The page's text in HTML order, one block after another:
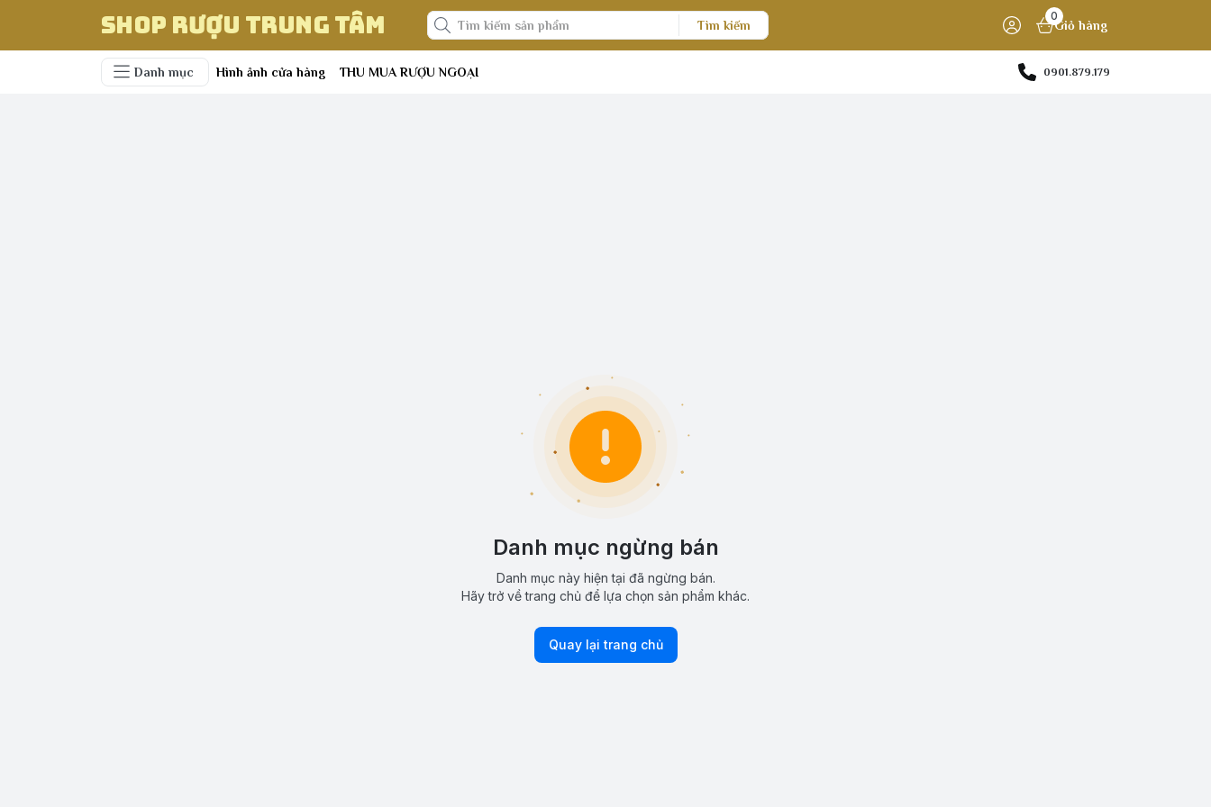
Shop Rượu Trung Tâm Tìm kiếm
0
Giỏ hàng
Danh mục Hình ảnh cửa hàng THU MUA RƯỢU NGOẠI 0901.879.179
Danh mục ngừng bán
Danh mục này hiện tại đã ngừng bán.
Hãy trở về trang chủ để lựa chọn sản phẩm khác.
Quay lại trang chủ